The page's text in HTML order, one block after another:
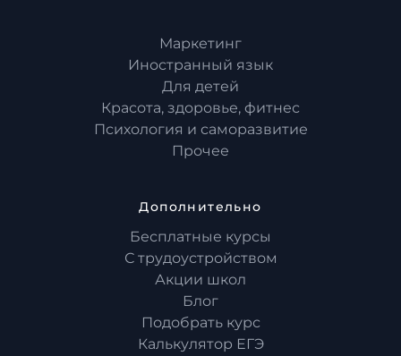
Маркетинг
Иностранный язык
Для детей
Красота, здоровье, фитнес
Психология и саморазвитие
Прочее
Дополнительно
Бесплатные курсы
С трудоустройством
Акции школ
Блог
Подобрать курс
Калькулятор ЕГЭ